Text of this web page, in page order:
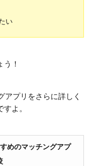
い
！
アプリをさらに詳しく
よ。
めのマッチングアプ